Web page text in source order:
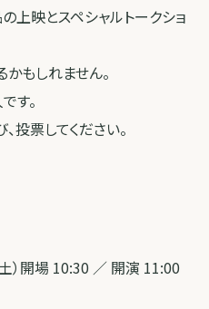
上映とスペシャルトークショ
もしれません。
す。
投票してください。
）開場 10:30 ／ 開演 11:00